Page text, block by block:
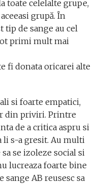
toate celelalte grupe,
grupă. În
tip de sange au cel
primi mult mai
fi donata oricarei alte
si foarte empatici,
din priviri. Printre
de a critica aspru si
li s-a gresit. Au multi
se izoleze social si
lucreaza foarte bine
AB reusesc sa